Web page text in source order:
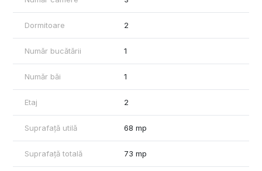
Dormitoare 2
Număr bucătării 1
Număr băi 1
Etaj 2
Suprafață utilă 68 mp
Suprafață totală 73 mp